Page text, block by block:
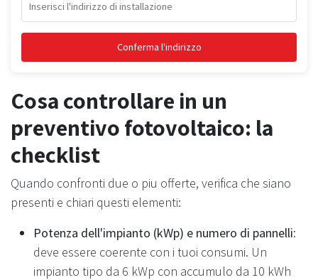
Conferma l'indirizzo
Cosa controllare in un
preventivo fotovoltaico: la
checklist
Quando confronti due o piu offerte, verifica che siano
presenti e chiari questi elementi:
Potenza dell'impianto (kWp) e numero di pannelli:
deve essere coerente con i tuoi consumi. Un
impianto tipo da 6 kWp con accumulo da 10 kWh